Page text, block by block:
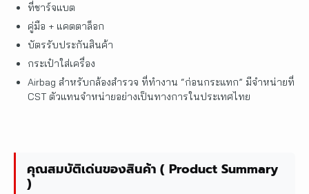
ที่ชาร์จแบต
คู่มือ + แคตตาล็อก
บัตรรับประกันสินค้า
กระเป๋าใส่เครื่อง
Airbag สำหรับกล้องสำรวจ ที่ทำงาน “ก่อนกระแทก” มีจำหน่ายที่
CST ตัวแทนจำหน่ายอย่างเป็นทางการในประเทศไทย
คุณสมบัติเด่นของสินค้า ( Product Summary
)